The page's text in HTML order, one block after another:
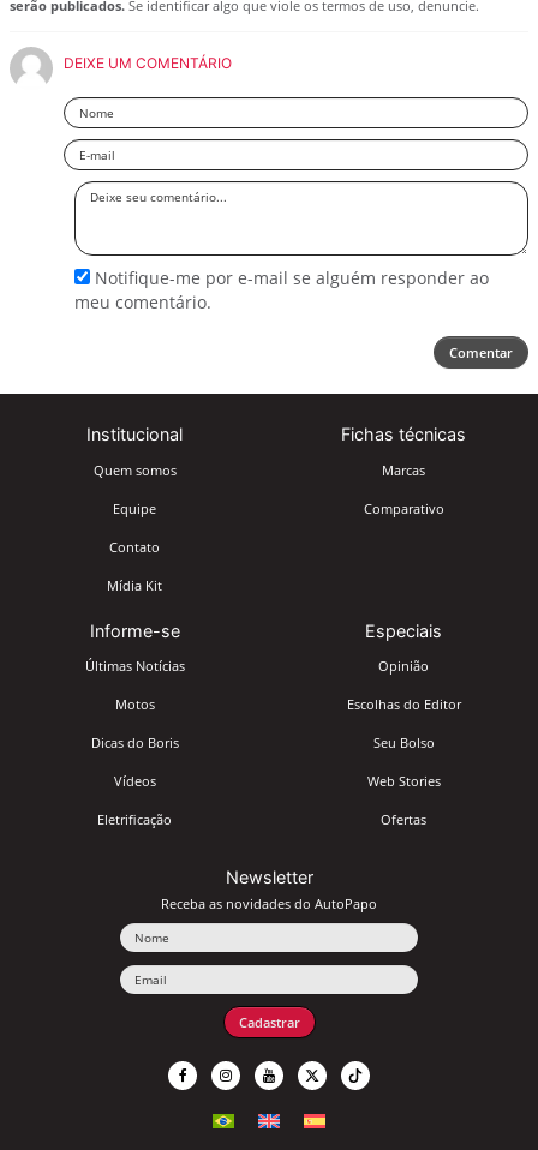
serão publicados. Se identificar algo que viole os termos de uso, denuncie.
DEIXE UM COMENTÁRIO
Nome
Email
Deixe
Notifique-me por e-mail se alguém responder ao
meu comentário.
Comentar
Institucional
Quem somos
Equipe
Contato
Mídia Kit
Fichas técnicas
Marcas
Comparativo
Informe-se
Últimas Notícias
Motos
Dicas do Boris
Vídeos
Eletrificação
Especiais
Opinião
Escolhas do Editor
Seu Bolso
Web Stories
Ofertas
Newsletter
Receba as novidades do AutoPapo
Cadastrar